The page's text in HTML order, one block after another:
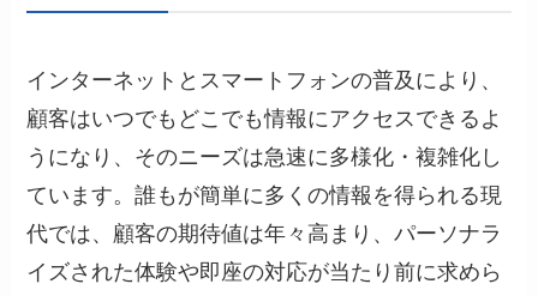
インターネットとスマートフォンの普及により、
顧客はいつでもどこでも情報にアクセスできるよ
うになり、そのニーズは急速に多様化・複雑化し
ています。誰もが簡単に多くの情報を得られる現
代では、顧客の期待値は年々高まり、パーソナラ
イズされた体験や即座の対応が当たり前に求めら